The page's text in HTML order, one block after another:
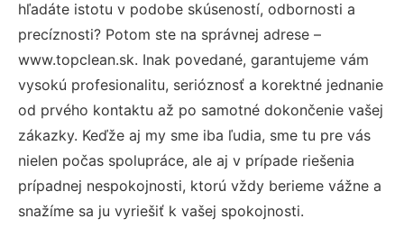
hľadáte istotu v podobe skúseností, odbornosti a
precíznosti? Potom ste na správnej adrese –
www.topclean.sk. Inak povedané, garantujeme vám
vysokú profesionalitu, serióznosť a korektné jednanie
od prvého kontaktu až po samotné dokončenie vašej
zákazky. Keďže aj my sme iba ľudia, sme tu pre vás
nielen počas spolupráce, ale aj v prípade riešenia
prípadnej nespokojnosti, ktorú vždy berieme vážne a
snažíme sa ju vyriešiť k vašej spokojnosti.